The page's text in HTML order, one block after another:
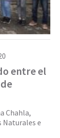
entre el
Chahla,
Naturales e